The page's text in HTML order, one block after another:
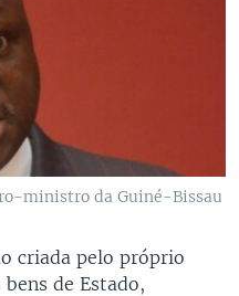
ministro da Guiné-Bissau
criada pelo próprio
bens de Estado,